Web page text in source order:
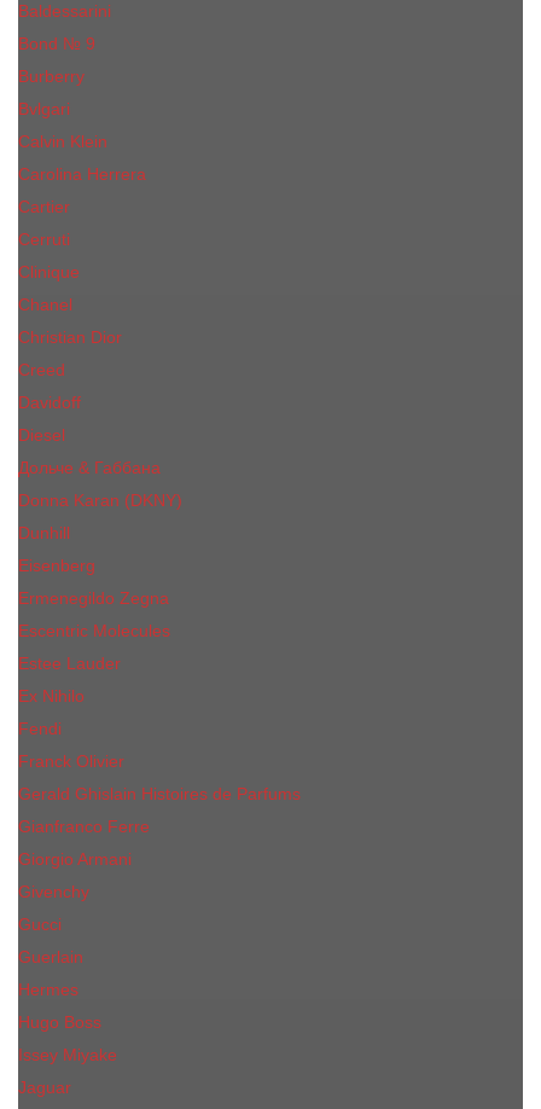
Baldessarini
Bond № 9
Burberry
Bvlgari
Calvin Klein
Carolina Herrera
Cartier
Cerruti
Сliniquе
Chanel
Christian Dior
Creed
Davidoff
Diesel
Дольче & Габбана
Donna Karan (DKNY)
Dunhill
Eisenberg
Ermenegildo Zegna
Escentric Molecules
Еsteе Lаudеr
Ex Nihilo
Fendi
Franck Olivier
Gerald Ghislain Histoires de Parfums
Gianfranco Ferre
Giorgio Armani
Givenchy
Gucci
Guerlain
Hermes
Hugo Boss
Issey Miyake
Jaguar